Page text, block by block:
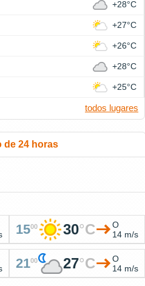
+28°C
+27°C
+26°C
+28°C
+25°C
todos lugares
de 24 horas
1500 30°C
O
14 m/s
2100 27°C
O
14 m/s